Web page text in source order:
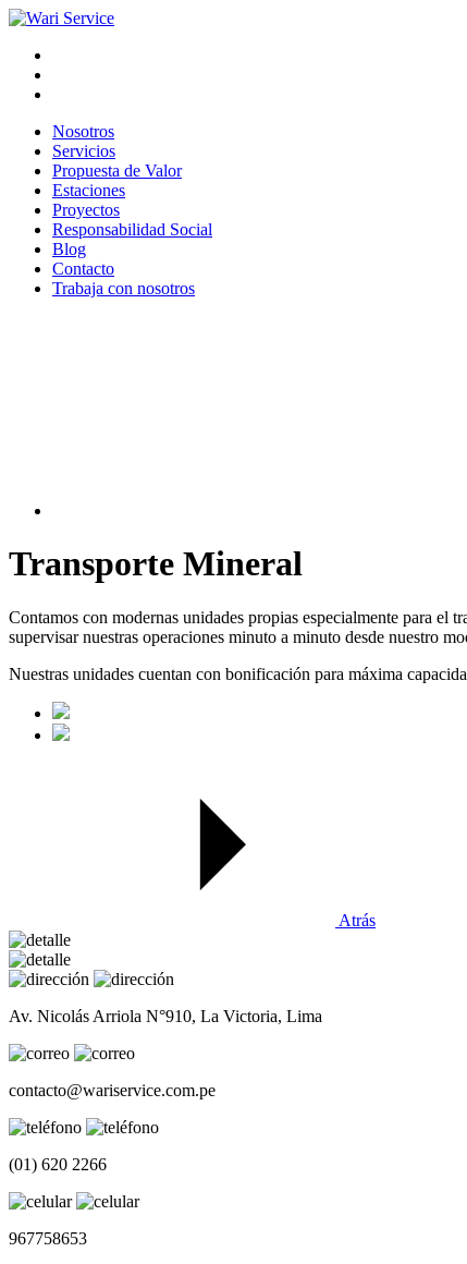
Nosotros
Servicios
Propuesta de Valor
Estaciones
Proyectos
Responsabilidad Social
Blog
Contacto
Trabaja con nosotros
Transporte Mineral
Contamos con modernas unidades propias especialmente para el
supervisar nuestras operaciones minuto a minuto desde nuestro
Nuestras unidades cuentan con bonificación para máxima
Atrás
Av. Nicolás Arriola N°910, La Victoria, Lima
contacto@wariservice.com.pe
(01) 620 2266
967758653